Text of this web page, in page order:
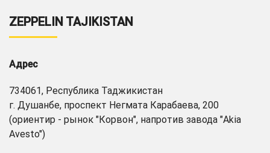
ZEPPELIN TAJIKISTAN
Адрес
734061, Республика Таджикистан
г. Душанбе, проспект Негмата Карабаева, 200
(ориентир - рынок "Корвон", напротив завода "Akia
Avesto")